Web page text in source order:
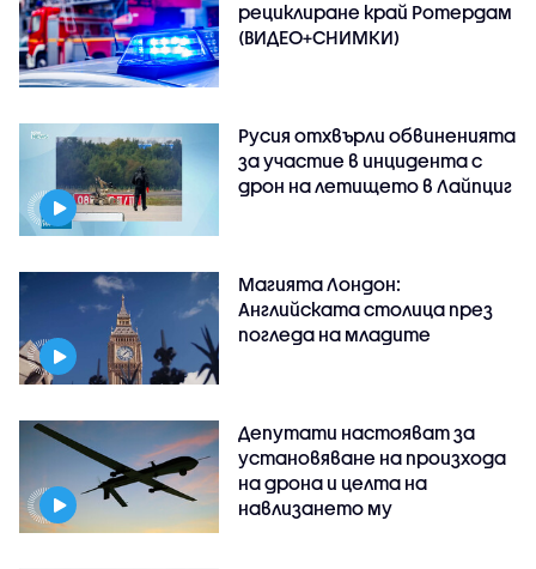
рециклиране край Ротердам
(ВИДЕО+СНИМКИ)
Русия отхвърли обвиненията
за участие в инцидента с
дрон на летището в Лайпциг
Магията Лондон:
Английската столица през
погледа на младите
Депутати настояват за
установяване на произхода
на дрона и целта на
навлизането му